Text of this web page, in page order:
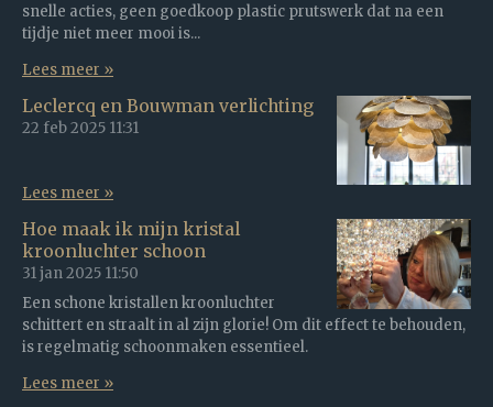
snelle acties, geen goedkoop plastic prutswerk dat na een
tijdje niet meer mooi is...
Lees meer »
Leclercq en Bouwman verlichting
22 feb 2025 11:31
Lees meer »
Hoe maak ik mijn kristal
kroonluchter schoon
31 jan 2025 11:50
Een schone kristallen kroonluchter
schittert en straalt in al zijn glorie! Om dit effect te behouden,
is regelmatig schoonmaken essentieel.
Lees meer »